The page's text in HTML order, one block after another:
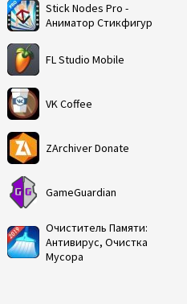
Stick Nodes Pro -
Аниматор Стикфигур
FL Studio Mobile
VK Coffee
ZArchiver Donate
GameGuardian
Очиститель Памяти:
Антивирус, Очистка
Мусора